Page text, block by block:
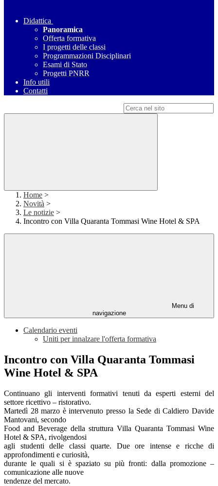
Didattica
Panoramica
Offerta formativa
I progetti delle classi
Programmazioni Disciplinari
Esami di Stato
Progetti PNRR
Info utili
Contatti
Home >
Novità >
Le notizie >
Incontro con Villa Quaranta Tommasi Wine Hotel & SPA
Menu di
navigazione
Calendario eventi
Uniti per innalzare l'offerta formativa
Incontro con Villa Quaranta Tommasi
Wine Hotel & SPA
Continuano gli interventi formativi tenuti da esperti esterni del
settore ricettivo – ristorativo.
Martedì 28 marzo è intervenuto presso la Sede di Caldiero Davide
Mantovani, secondo
Food and Beverage della struttura Villa Quaranta Tommasi Wine
Hotel & SPA, rivolgendosi
agli studenti delle classi quarte. Due ore intense e ricche di
approfondimenti e curiosità,
durante le quali si è spaziato su più fronti: dalla promozione –
comunicazione alle nuove
tendenze del mercato.